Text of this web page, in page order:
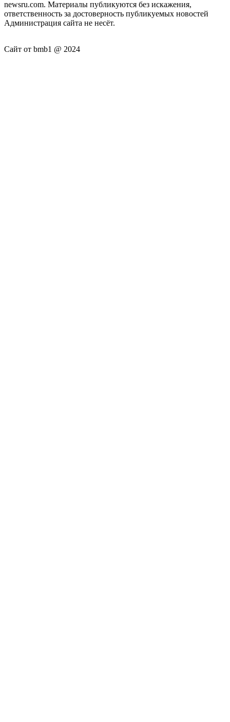
newsru.com. Материалы публикуются без искажения,
ответственность за достоверность публикуемых новостей
Администрация сайта не несёт.
Сайт от bmb1 @ 2024